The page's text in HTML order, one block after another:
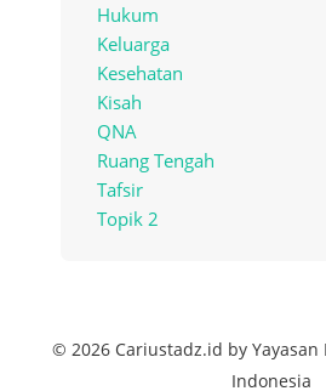
Hukum
Keluarga
Kesehatan
Kisah
QNA
Ruang Tengah
Tafsir
Topik 2
© 2026 Cariustadz.id by Yayasan
Indonesia